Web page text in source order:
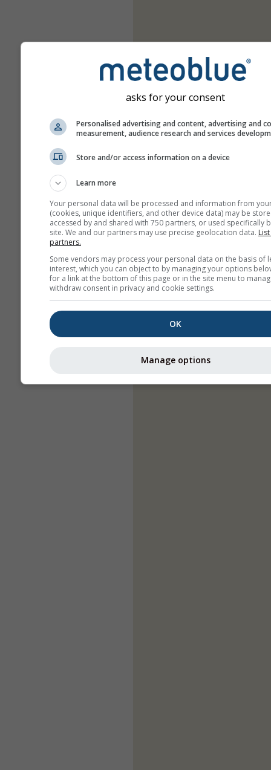
asks for your consent
Personalised advertising and content, advertising and
measurement, audience research and services
Store and/or access information on a device
Learn more
Your personal data will be processed and information from
(cookies, unique identifiers, and other device data) may be
accessed by and shared with 750 partners, or used specifically
site. We and our partners may use precise geolocation data.
partners.
Some vendors may process your personal data on the basis of
interest, which you can object to by managing your options
for a link at the bottom of this page or in the site menu to
withdraw consent in privacy and cookie settings.
OK
Manage options